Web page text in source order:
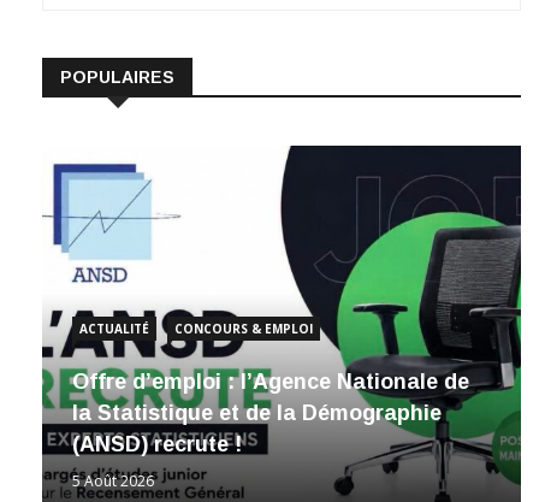
POPULAIRES
ACTUALITÉ CONCOURS & EMPLOI
Offre d’emploi : l’Agence Nationale de
la Statistique et de la Démographie
(ANSD) recrute !
5 Août 2026